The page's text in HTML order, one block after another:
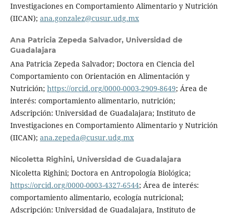
Investigaciones en Comportamiento Alimentario y Nutrición
(IICAN); ana.gonzalez@cusur.udg.mx
Ana Patricia Zepeda Salvador, Universidad de
Guadalajara
Ana Patricia Zepeda Salvador; Doctora en Ciencia del
Comportamiento con Orientación en Alimentación y
Nutrición; https://orcid.org/0000-0003-2909-8649; Área de
interés: comportamiento alimentario, nutrición;
Adscripción: Universidad de Guadalajara; Instituto de
Investigaciones en Comportamiento Alimentario y Nutrición
(IICAN); ana.zepeda@cusur.udg.mx
Nicoletta Righini, Universidad de Guadalajara
Nicoletta Righini; Doctora en Antropología Biológica;
https://orcid.org/0000-0003-4327-6544; Área de interés:
comportamiento alimentario, ecología nutricional;
Adscripción: Universidad de Guadalajara, Instituto de